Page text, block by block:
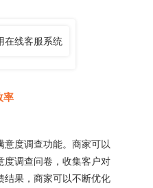
度调查功能。商家可以
度调查问卷，收集客户对
结果，商家可以不断优化